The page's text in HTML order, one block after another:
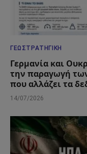
ΓΕΩΣΤΡΑΤΗΓΙΚΉ
Γερμανία και
την παραγωγή
που αλλάζει τα
14/07/2026